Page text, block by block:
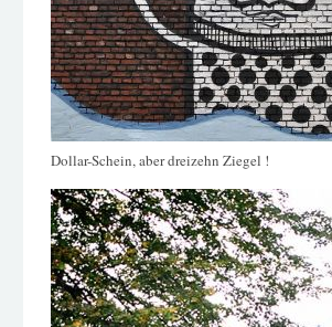
Dollar-Schein, aber dreizehn Ziegel !